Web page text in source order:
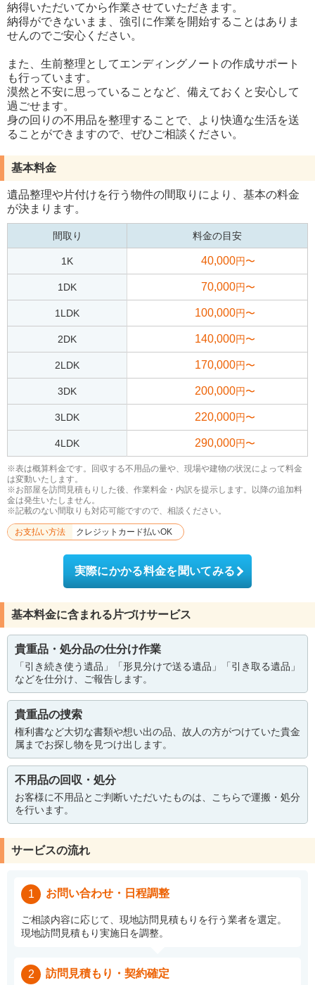
納得いただいてから作業させていただきます。
納得ができないまま、強引に作業を開始することはありま
せんのでご安心ください。
また、生前整理としてエンディングノートの作成サポート
も行っています。
漠然と不安に思っていることなど、備えておくと安心して
過ごせます。
身の回りの不用品を整理することで、より快適な生活を送
ることができますので、ぜひご相談ください。
基本料金
遺品整理や片付けを行う物件の間取りにより、基本の料金
が決まります。
間取り 料金の目安
1K 40,000円〜
1DK 70,000円〜
1LDK 100,000円〜
2DK 140,000円〜
2LDK 170,000円〜
3DK 200,000円〜
3LDK 220,000円〜
4LDK 290,000円〜
※表は概算料金です。回収する不用品の量や、現場や建物の状況によって料金
は変動いたします。
※お部屋を訪問見積もりした後、作業料金・内訳を提示します。以降の追加料
金は発生いたしません。
※記載のない間取りも対応可能ですので、相談ください。
お支払い方法 クレジットカード払いOK
実際にかかる料金を聞いてみる
基本料金に含まれる片づけサービス
貴重品・処分品の仕分け作業
「引き続き使う遺品」「形見分けで送る遺品」「引き取る遺品」
などを仕分け、ご報告します。
貴重品の捜索
権利書など大切な書類や想い出の品、故人の方がつけていた貴金
属までお探し物を見つけ出します。
不用品の回収・処分
お客様に不用品とご判断いただいたものは、こちらで運搬・処分
を行います。
サービスの流れ
1 お問い合わせ・日程調整
ご相談内容に応じて、現地訪問見積もりを行う業者を選定。
現地訪問見積もり実施日を調整。
2 訪問見積もり・契約確定